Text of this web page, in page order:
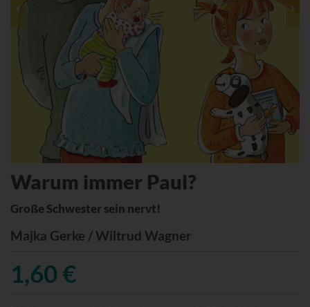
Warum immer Paul?
Große Schwester sein nervt!
Majka Gerke / Wiltrud Wagner
1,60 €